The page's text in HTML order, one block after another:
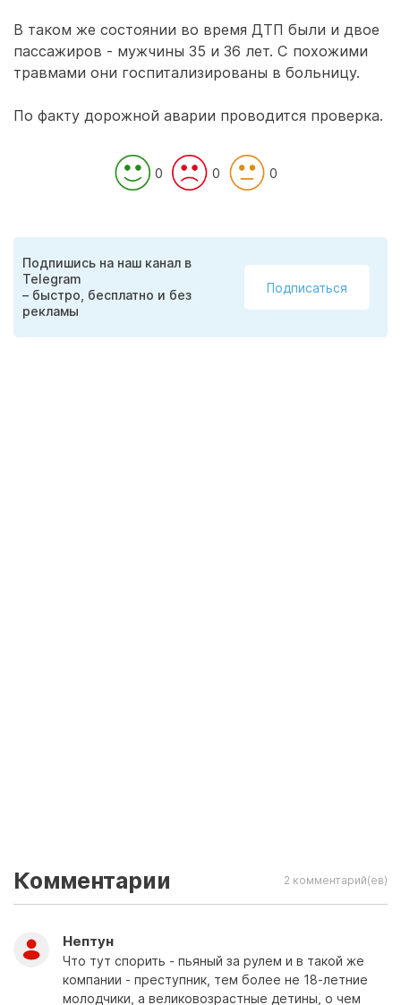
В таком же состоянии во время ДТП были и двое
пассажиров - мужчины 35 и 36 лет. С похожими
травмами они госпитализированы в больницу.
По факту дорожной аварии проводится проверка.
0 0 0
Подпишись на наш канал в
Telegram
– быстро, бесплатно и без
рекламы
Подписаться
Комментарии 2 комментарий(ев)
Нептун
Что тут спорить - пьяный за рулем и в такой же
компании - преступник, тем более не 18-летние
молодчики, а великовозрастные детины, о чем